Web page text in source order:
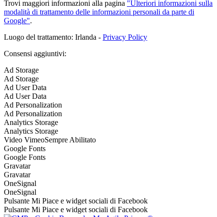
Trovi maggiori informazioni alla pagina "Ulteriori informazioni sulla
modalità di trattamento delle informazioni personali da parte di
Google".
Luogo del trattamento: Irlanda - Privacy Policy
Consensi aggiuntivi:
Ad Storage
Ad Storage
Ad User Data
Ad User Data
Ad Personalization
Ad Personalization
Analytics Storage
Analytics Storage
Video VimeoSempre Abilitato
Google Fonts
Google Fonts
Gravatar
Gravatar
OneSignal
OneSignal
Pulsante Mi Piace e widget sociali di Facebook
Pulsante Mi Piace e widget sociali di Facebook